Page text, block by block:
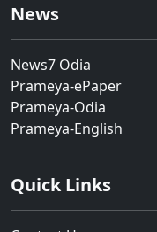
News
News7 Odia
Prameya-ePaper
Prameya-Odia
Prameya-English
Quick Links